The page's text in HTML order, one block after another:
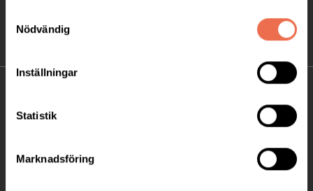
Nödvändig
Inställningar
Statistik
Marknadsföring
Telefon:08-677 70 10